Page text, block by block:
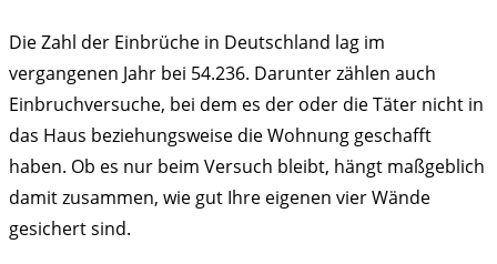
Die Zahl der Einbrüche in Deutschland lag im
vergangenen Jahr bei 54.236. Darunter zählen auch
Einbruchversuche, bei dem es der oder die Täter nicht in
das Haus beziehungsweise die Wohnung geschafft
haben. Ob es nur beim Versuch bleibt, hängt maßgeblich
damit zusammen, wie gut Ihre eigenen vier Wände
gesichert sind.